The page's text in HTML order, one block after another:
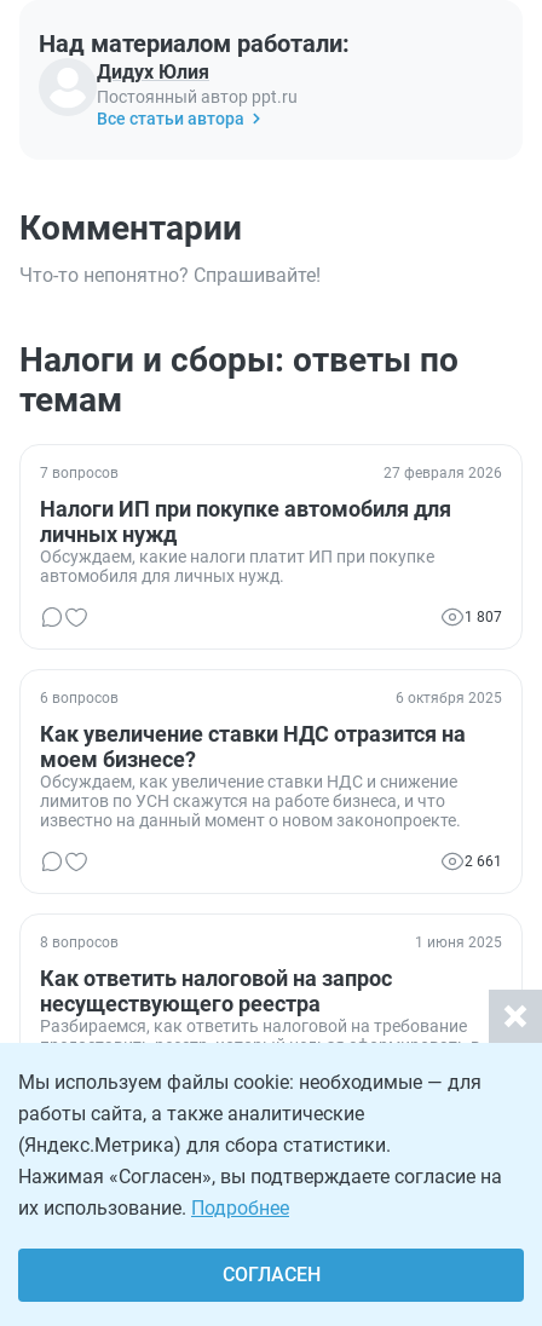
Над материалом работали:
Дидух Юлия
Постоянный автор ppt.ru
Все статьи автора
Комментарии
Что-то непонятно? Спрашивайте!
Налоги и сборы: ответы по
темам
7 вопросов 27 февраля 2026
Налоги ИП при покупке автомобиля для
личных нужд
Обсуждаем, какие налоги платит ИП при покупке
автомобиля для личных нужд.
1 807
6 вопросов 6 октября 2025
Как увеличение ставки НДС отразится на
моем бизнесе?
Обсуждаем, как увеличение ставки НДС и снижение
лимитов по УСН скажутся на работе бизнеса, и что
известно на данный момент о новом законопроекте.
2 661
8 вопросов 1 июня 2025
Как ответить налоговой на запрос
несуществующего реестра
Разбираемся, как ответить налоговой на требование
предоставить реестр, который нельзя сформировать в
7 вопросов 27 мая 2025
Можно ли не отвечать, если налоговая
инспекция присылает некорректные или
необоснованные требования о
предоставлении документов
Мы используем файлы cookie: необходимые — для
работы сайта, а также аналитические
(Яндекс.Метрика) для сбора статистики.
Нажимая «Согласен», вы подтверждаете согласие на
их использование. Подробнее
СОГЛАСЕН